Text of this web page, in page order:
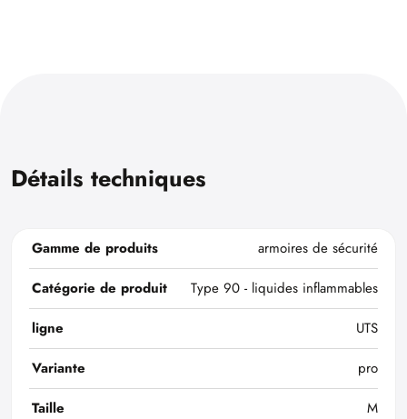
Détails techniques
Gamme de produits
armoires de sécurité
Catégorie de produit
Type 90 - liquides inflammables
ligne
UTS
Variante
pro
Taille
M